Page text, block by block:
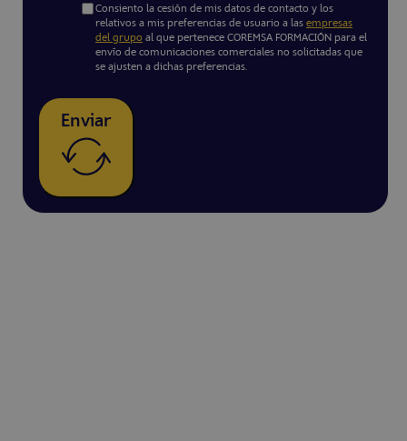
Consiento la cesión de mis datos de contacto y los
relativos a mis preferencias de usuario a las empresas
del grupo al que pertenece COREMSA FORMACIÓN para el
envío de comunicaciones comerciales no solicitadas que
se ajusten a dichas preferencias.
Enviar